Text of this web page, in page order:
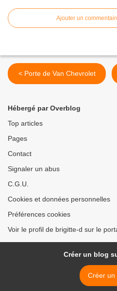
Ajouter un
< Porte de Van Chevrolet
Hébergé par Overblog
Top articles
Pages
Contact
Signaler un abus
C.G.U.
Cookies et données personnelles
Préférences cookies
Voir le profil de brigitte-d sur le
Créer un blog
Créer un